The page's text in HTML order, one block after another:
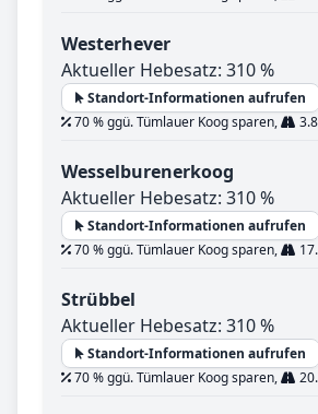
Westerhever
Aktueller Hebesatz: 310 %
Standort-Informationen aufrufen
70 % ggü. Tümlauer Koog sparen,
Wesselburenerkoog
Aktueller Hebesatz: 310 %
Standort-Informationen aufrufen
70 % ggü. Tümlauer Koog sparen,
Strübbel
Aktueller Hebesatz: 310 %
Standort-Informationen aufrufen
70 % ggü. Tümlauer Koog sparen,